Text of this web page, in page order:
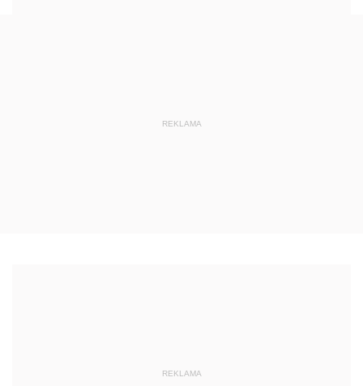
REKLAMA
REKLAMA